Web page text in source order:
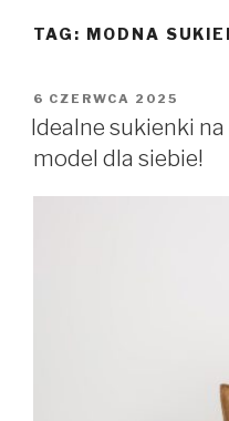
TAG: MODNA
OPUBLIKOWANE
W
6 CZERWCA 2025
Idealne sukienki
model dla siebie!